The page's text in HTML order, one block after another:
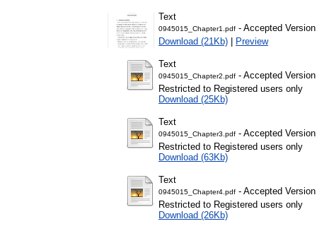
Text
0945015_Chapter1.pdf - Accepted Version
Download (21Kb) | Preview
Text
0945015_Chapter2.pdf - Accepted Version
Restricted to Registered users only
Download (25Kb)
Text
0945015_Chapter3.pdf - Accepted Version
Restricted to Registered users only
Download (63Kb)
Text
0945015_Chapter4.pdf - Accepted Version
Restricted to Registered users only
Download (26Kb)